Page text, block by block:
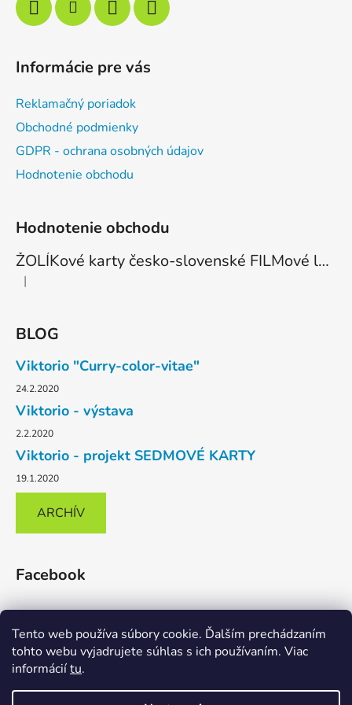
Tento web používa súbory cookie. Ďalším prechádzaním
tohto webu vyjadrujete súhlas s ich používaním. Viac
informáciítu.
Informácie pre vás
Reklamačný poriadok
Obchodné podmienky
GDPR - ochrana osobných údajov
Hodnotenie obchodu
Hodnotenie obchodu
ŽOLÍKové karty česko-slovenské FILMové legendy - 6 žolíková edícia - 1ks
Hodnotenie produktu je 5 z 5 hviezdičiek.
|
BLOG
Viktorio "Curry-color-vitae"
24.2.2020
Viktorio - výstava
2.2.2020
Viktorio - projekt SEDMOVÉ KARTY
19.1.2020
ARCHÍV
Facebook
Karikaturomat Facebook